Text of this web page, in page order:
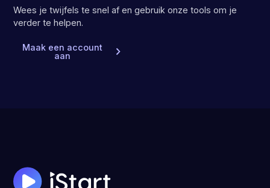
Wees je twijfels te snel af en gebruik onze tools om je
verder te helpen.
Maak een account
aan